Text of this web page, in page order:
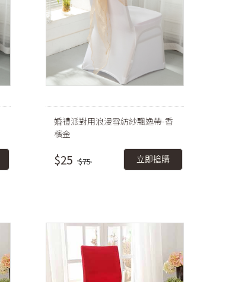
婚禮派對用浪漫雪紡紗飄逸帶-香
檳金
$25 $75 立即搶購